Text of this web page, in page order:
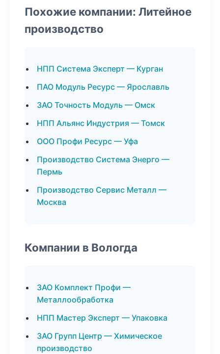
Похожие компании: Литейное
производство
НПП Система Эксперт — Курган
ПАО Модуль Ресурс — Ярославль
ЗАО Точность Модуль — Омск
НПП Альянс Индустрия — Томск
ООО Профи Ресурс — Уфа
Производство Система Энерго —
Пермь
Производство Сервис Металл —
Москва
Компании в Вологда
ЗАО Комплект Профи —
Металлообработка
НПП Мастер Эксперт — Упаковка
ЗАО Групп Центр — Химическое
производство